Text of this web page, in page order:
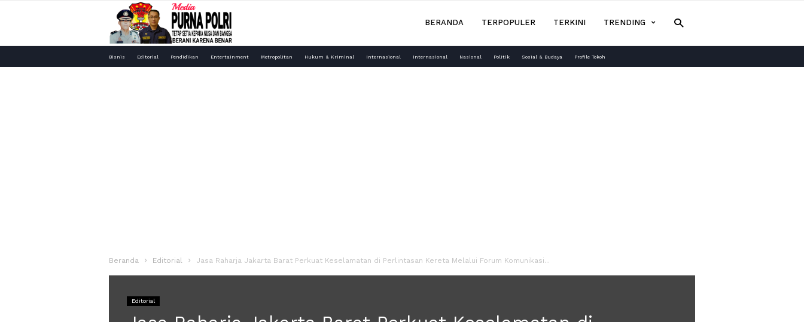
Purna
BERANDA TERPOPULER TERKINI TRENDING
Bisnis Editorial Pendidikan Entertainment Metropolitan Hukum & Kriminal Internasional Internasional Nasional Politik Sosial & Budaya Profile Tokoh
Beranda Editorial Jasa Raharja Jakarta Barat Perkuat Keselamatan di Perlintasan Kereta Melalui Forum Komunikasi...
Editorial